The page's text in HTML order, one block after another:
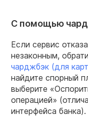
С помощью
Если сервис
незаконным,
чарджбэк (для
найдите спорный
выберите
операцией»
интерфейса банка).